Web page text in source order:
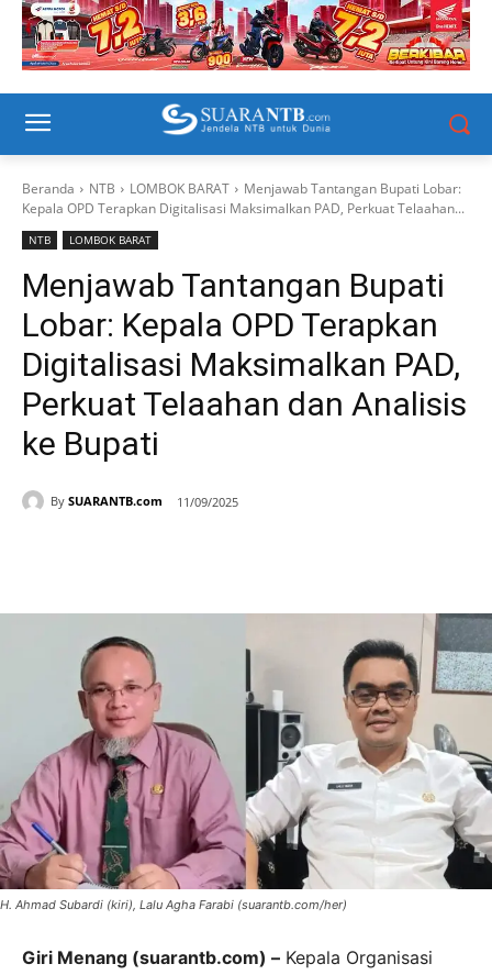
Beranda NTB LOMBOK BARAT
Menjawab Tantangan Bupati Lobar:
Kepala OPD Terapkan Digitalisasi Maksimalkan PAD, Perkuat Telaahan...
NTB LOMBOK BARAT
Menjawab Tantangan Bupati
Lobar: Kepala OPD Terapkan
Digitalisasi Maksimalkan PAD,
Perkuat Telaahan dan Analisis
ke Bupati
By SUARANTB.com 11/09/2025
H. Ahmad Subardi (kiri), Lalu Agha Farabi (suarantb.com/her)
Giri Menang (suarantb.com) – Kepala Organisasi